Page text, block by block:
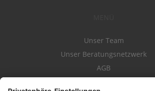
Unser Team
Unser Beratungsnetzwerk
AGB